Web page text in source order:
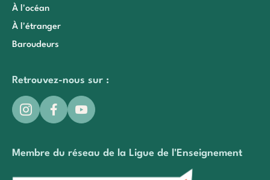
À l'océan
À l'étranger
Baroudeurs
Retrouvez-nous sur :
Membre du réseau de la Ligue de l'Enseignement